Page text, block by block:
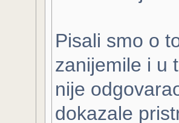
Pisali smo o
zanijemile i u
nije
dokazale